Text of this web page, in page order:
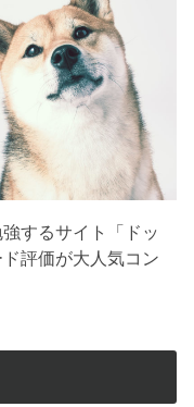
するサイト「ドッ
評価が大人気コン